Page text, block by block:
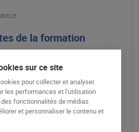
de la formation
de formation
sur ce site
pour collecter et analyser
les performances et l'utilisation
fonctionnalités de médias
et personnaliser le contenu et